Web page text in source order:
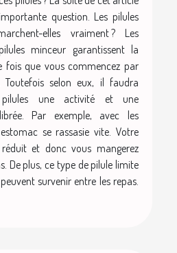
question. Les pilules
elles vraiment ? Les
minceur garantissent la
fois que vous commencez par
Toutefois selon eux, il faudra
une activité et une
Par exemple, avec les
se rassasie vite. Votre
et donc vous mangerez
De plus, ce type de pilule limite
survenir entre les repas.